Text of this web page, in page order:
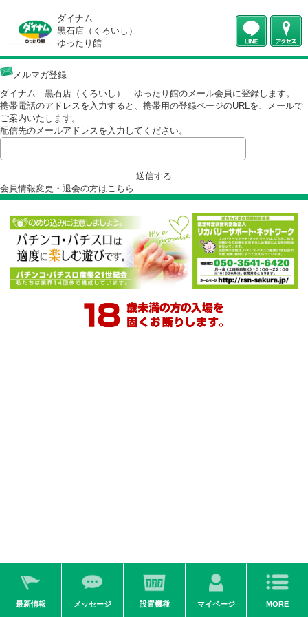
ダイナム
黒石店（くろいし）
ゆったり館
メルマガ登録
ダイナム 黒石店（くろいし） ゆったり館のメール会員に登録します
携帯電話のアドレスを入力すると、携帯用の登録ページのURLを、メー
ご案内いたします。
配信先のメールアドレスを入力してください。
会員情報変更・退会の方はこちら